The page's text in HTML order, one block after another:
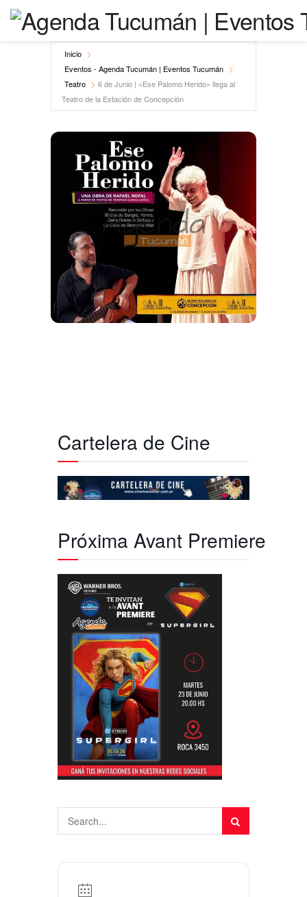
Inicio
Eventos - Agenda Tucumán | Eventos Tucumán
Teatro
6 de Junio | «Ese Palomo Herido» llega al
Teatro de la Estación de Concepción
Cartelera de Cine
Próxima Avant Premiere